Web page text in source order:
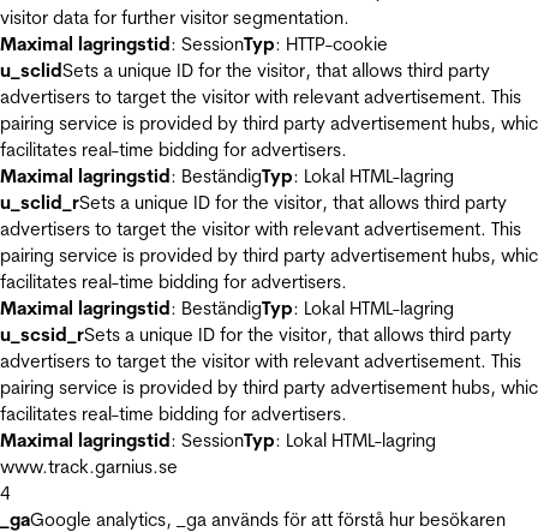
visitor data for further visitor segmentation.
Maximal lagringstid: SessionTyp: HTTP-cookie
u_sclidSets a unique ID for the visitor, that allows third party
advertisers to target the visitor with relevant advertisement. This
pairing service is provided by third party advertisement hubs,
facilitates real-time bidding for advertisers.
Maximal lagringstid: BeständigTyp: Lokal HTML-lagring
u_sclid_rSets a unique ID for the visitor, that allows third party
advertisers to target the visitor with relevant advertisement. This
pairing service is provided by third party advertisement hubs,
facilitates real-time bidding for advertisers.
Maximal lagringstid: BeständigTyp: Lokal HTML-lagring
u_scsid_rSets a unique ID for the visitor, that allows third party
advertisers to target the visitor with relevant advertisement. This
pairing service is provided by third party advertisement hubs,
facilitates real-time bidding for advertisers.
Maximal lagringstid: SessionTyp: Lokal HTML-lagring
www.track.garnius.se
4
_gaGoogle analytics, _ga används för att förstå hur besökaren